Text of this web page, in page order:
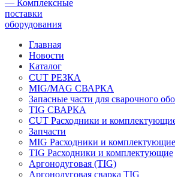
Главная
Новости
Каталог
CUT РЕЗКА
MIG/MAG СВАРКА
Запасные части для сварочного
TIG СВАРКА
CUT Расходники и
Запчасти
MIG Расходники и комплектующие
TIG Расходники и комплектующие
Аргонодуговая (TIG)
Аргонодуговая сварка TIG